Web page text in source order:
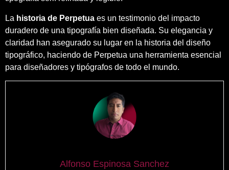
La historia de Perpetua es un testimonio del impacto
duradero de una tipografía bien diseñada. Su elegancia y
claridad han asegurado su lugar en la historia del diseño
tipográfico, haciendo de Perpetua una herramienta esencial
para diseñadores y tipógrafos de todo el mundo.
Alfonso Espinosa Sanchez